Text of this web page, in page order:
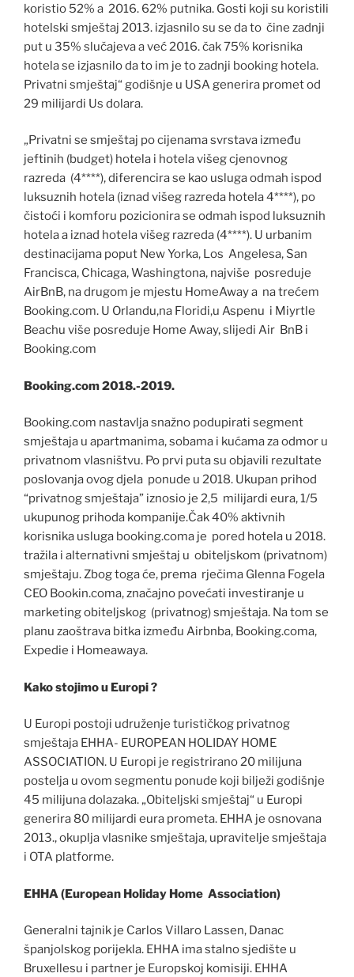
koristio 52% a 2016. 62% putnika. Gosti koji su koristili
hotelski smještaj 2013. izjasnilo su se da to čine zadnji
put u 35% slučajeva a već 2016. čak 75% korisnika
hotela se izjasnilo da to im je to zadnji booking hotela.
Privatni smještaj“ godišnje u USA generira promet od
29 milijardi Us dolara.
„Privatni se smještaj po cijenama svrstava između
jeftinih (budget) hotela i hotela višeg cjenovnog
razreda (4****), diferencira se kao usluga odmah ispod
luksuznih hotela (iznad višeg razreda hotela 4****), po
čistoći i komforu pozicionira se odmah ispod luksuznih
hotela a iznad hotela višeg razreda (4****). U urbanim
destinacijama poput New Yorka, Los Angelesa, San
Francisca, Chicaga, Washingtona, najviše posreduje
AirBnB, na drugom je mjestu HomeAway a na trećem
Booking.com. U Orlandu,na Floridi,u Aspenu i Miyrtle
Beachu više posreduje Home Away, slijedi Air BnB i
Booking.com
Booking.com 2018.-2019.
Booking.com nastavlja snažno podupirati segment
smještaja u apartmanima, sobama i kućama za odmor u
privatnom vlasništvu. Po prvi puta su objavili rezultate
poslovanja ovog djela ponude u 2018. Ukupan prihod
“privatnog smještaja” iznosio je 2,5 milijardi eura, 1/5
ukupunog prihoda kompanije.Čak 40% aktivnih
korisnika usluga booking.coma je pored hotela u 2018.
tražila i alternativni smještaj u obiteljskom (privatnom)
smještaju. Zbog toga će, prema rječima Glenna Fogela
CEO Bookin.coma, značajno povećati investiranje u
marketing obiteljskog (privatnog) smještaja. Na tom se
planu zaoštrava bitka između Airbnba, Booking.coma,
Expedie i Homeawaya.
Kako stojimo u Europi ?
U Europi postoji udruženje turističkog privatnog
smještaja EHHA- EUROPEAN HOLIDAY HOME
ASSOCIATION. U Europi je registrirano 20 milijuna
postelja u ovom segmentu ponude koji bilježi godišnje
45 milijuna dolazaka. „Obiteljski smještaj“ u Europi
generira 80 milijardi eura prometa. EHHA je osnovana
2013., okuplja vlasnike smještaja, upravitelje smještaja
i OTA platforme.
EHHA (European Holiday Home Association)
Generalni tajnik je Carlos Villaro Lassen, Danac
španjolskog porijekla. EHHA ima stalno sjedište u
Bruxellesu i partner je Europskoj komisiji. EHHA